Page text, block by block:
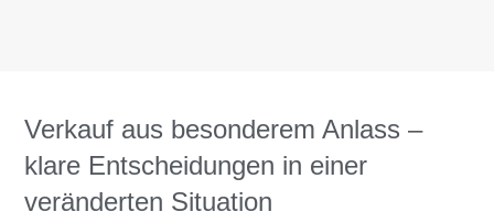
Verkauf aus besonderem Anlass –
klare Entscheidungen in einer
veränderten Situation